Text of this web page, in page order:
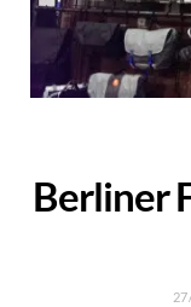
Berliner